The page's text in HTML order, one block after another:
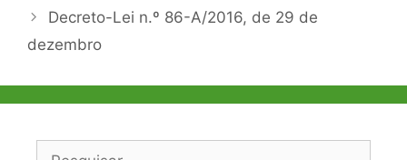
Decreto-Lei n.º 86-A/2016, de 29 de
dezembro
Pesquisar